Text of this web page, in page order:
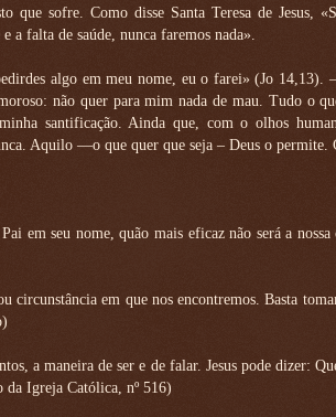
que sofre. Como disse Santa Teresa de Jesus,
a falta de saúde, nunca faremos nada».
algo em meu nome, eu o farei» (Jo 14,13).
não quer para mim nada de mau. Tudo o
santificação. Ainda que, com o olhos
Aquilo —o que quer que seja – Deus o permite.
em seu nome, quão mais eficaz não será a nossa
em que nos encontremos. Basta
a maneira de ser e de falar. Jesus pode dizer:
Igreja Católica, nº 516)